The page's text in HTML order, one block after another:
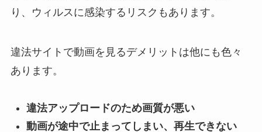
り、ウィルスに感染するリスクもあります。
違法サイトで動画を見るデメリットは他にも色々
あります。
違法アップロードのため画質が悪い
動画が途中で止まってしまい、再生できない